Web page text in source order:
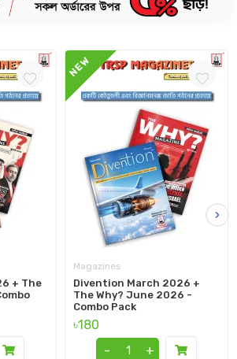
Related Books
+ The
NEW
Magazines
Divention March 2026 +
The Why? June 2026 -
Combo Pack
৳180
-
+
›